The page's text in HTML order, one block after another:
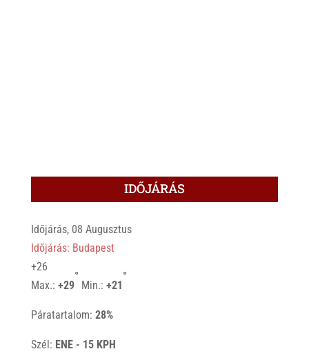
IDŐJÁRÁS
Időjárás, 08 Augusztus
Időjárás: Budapest
+26
Max.: +29
°
Min.: +21
°
Páratartalom: 28%
Szél: ENE - 15 KPH